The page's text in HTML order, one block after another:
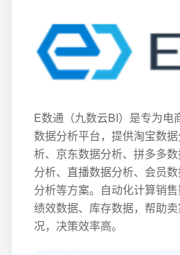
E数通（九数云BI）是专为电
数据分析平台，提供淘宝数
析、京东数据分析、拼多多
分析、直播数据分析、会员
分析等方案。自动化计算销售
绩效数据、库存数据，帮助
况，决策效率高。